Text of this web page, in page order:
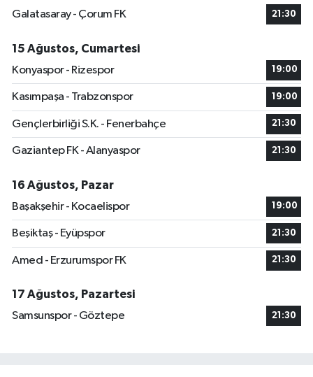
Galatasaray - Çorum FK
21:30
15 Ağustos, Cumartesi
Konyaspor - Rizespor
19:00
Kasımpaşa - Trabzonspor 19:00
Gençlerbirliği S.K. - Fenerbahçe 21:30
Gaziantep FK - Alanyaspor 21:30
16 Ağustos, Pazar
Başakşehir - Kocaelispor
19:00
Beşiktaş - Eyüpspor 21:30
Amed - Erzurumspor FK 21:30
17 Ağustos, Pazartesi
Samsunspor - Göztepe
21:30